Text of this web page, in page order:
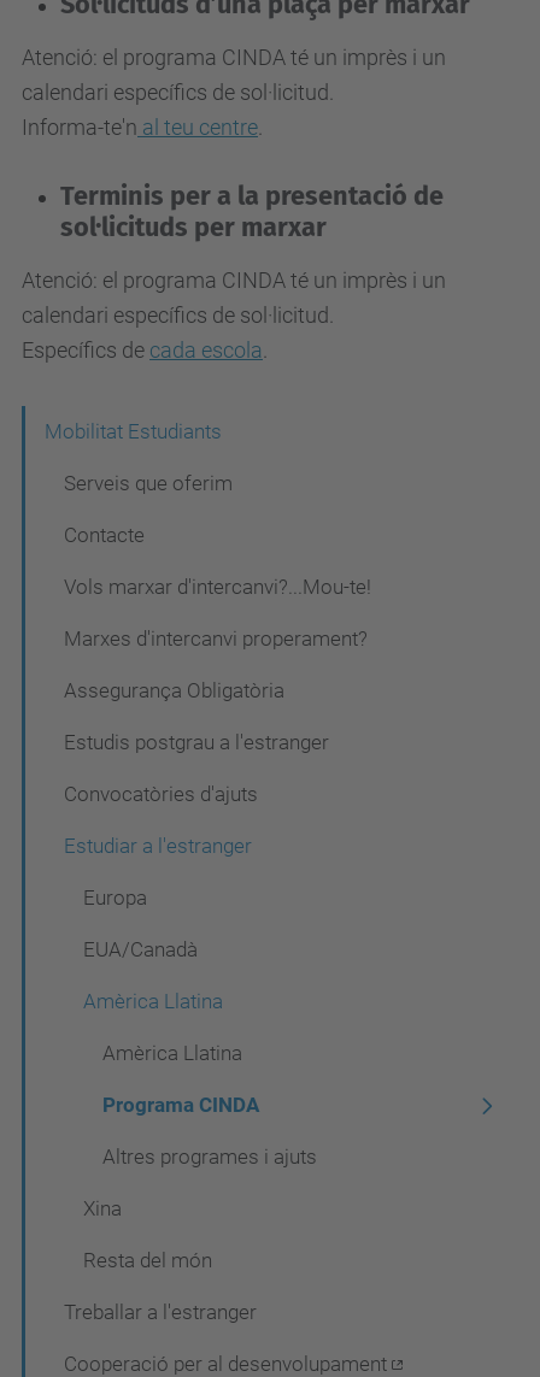
Atenció: el programa CINDA té un imprès i un
calendari específics de sol·licitud.
Informa-te'n al teu centre
Terminis per a la presentació de
sol·licituds per marxar
Atenció: el programa CINDA té un imprès i un
calendari específics de sol·licitud.
Específics de cada escola
Mobilitat Estudiants
Serveis que oferim
Contacte
Vols marxar d'intercanvi?...Mou-te!
Marxes d'intercanvi properament?
Assegurança Obligatòria
Estudis postgrau a l'estranger
Convocatòries d'ajuts
Estudiar a l'estranger
Europa
EUA/Canadà
Amèrica Llatina
Amèrica Llatina
Programa CINDA
Altres programes i ajuts
Xina
Resta del món
Treballar a l'estranger
Cooperació per al desenvolupament